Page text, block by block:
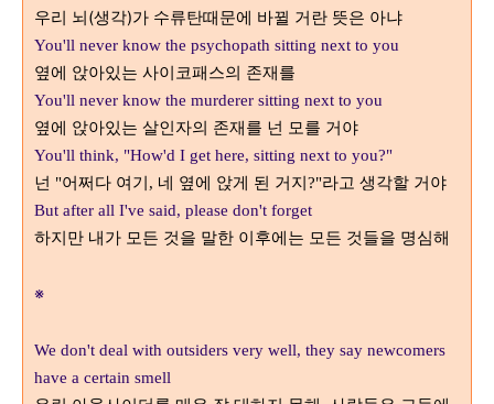
우리 뇌(생각)가 수류탄때문에 바뀔 거란 뜻은 아냐
You'll never know the psychopath sitting next to you
옆에 앉아있는 사이코패스의 존재를
You'll never know the murderer sitting next to you
옆에 앉아있는 살인자의 존재를 넌 모를 거야
You'll think, "How'd I get here, sitting next to you?"
넌 "어쩌다 여기, 네 옆에 앉게 된 거지?"라고 생각할 거야
But after all I've said, please don't forget
하지만 내가 모든 것을 말한 이후에는 모든 것들을 명심해
※
We don't deal with outsiders very well, they say newcomers
have a certain smell